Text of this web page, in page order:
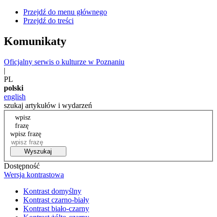
Przejdź do menu głównego
Przejdź do treści
Komunikaty
Oficjalny serwis o kulturze w Poznaniu
|
PL
polski
english
szukaj artykułów i wydarzeń
wpisz
frazę
wpisz frazę
Wyszukaj
Dostępność
Wersja kontrastowa
Kontrast domyślny
Kontrast czarno-biały
Kontrast biało-czarny